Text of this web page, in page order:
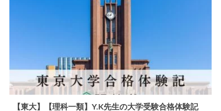
【東大】【理科一類】Y.K先生の大学受験合格体験記